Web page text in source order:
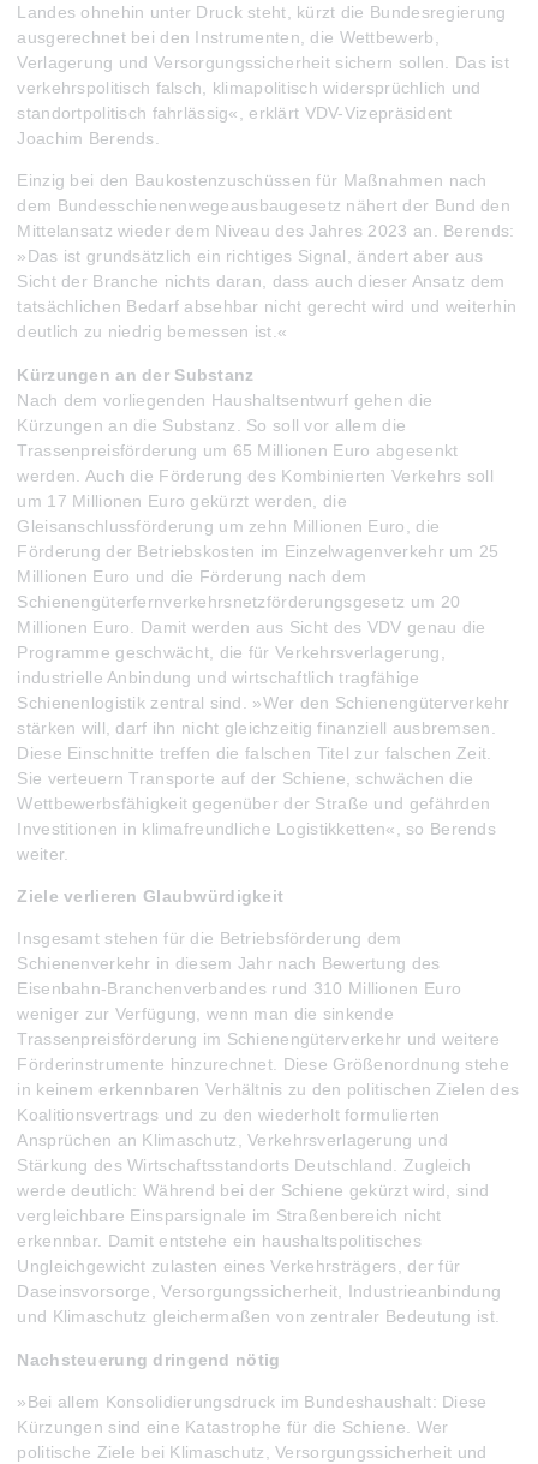
Landes ohnehin unter Druck steht, kürzt die Bundesregierung
ausgerechnet bei den Instrumenten, die Wettbewerb,
Verlagerung und Versorgungssicherheit sichern sollen. Das ist
verkehrspolitisch falsch, klimapolitisch widersprüchlich und
standortpolitisch fahrlässig«, erklärt VDV-Vizepräsident
Joachim Berends.
Einzig bei den Baukostenzuschüssen für Maßnahmen nach
dem Bundesschienenwegeausbaugesetz nähert der Bund den
Mittelansatz wieder dem Niveau des Jahres 2023 an. Berends:
»Das ist grundsätzlich ein richtiges Signal, ändert aber aus
Sicht der Branche nichts daran, dass auch dieser Ansatz dem
tatsächlichen Bedarf absehbar nicht gerecht wird und weiterhin
deutlich zu niedrig bemessen ist.«
Kürzungen an der Substanz
Nach dem vorliegenden Haushaltsentwurf gehen die
Kürzungen an die Substanz. So soll vor allem die
Trassenpreisförderung um 65 Millionen Euro abgesenkt
werden. Auch die Förderung des Kombinierten Verkehrs soll
um 17 Millionen Euro gekürzt werden, die
Gleisanschlussförderung um zehn Millionen Euro, die
Förderung der Betriebskosten im Einzelwagenverkehr um 25
Millionen Euro und die Förderung nach dem
Schienengüterfernverkehrsnetzförderungsgesetz um 20
Millionen Euro. Damit werden aus Sicht des VDV genau die
Programme geschwächt, die für Verkehrsverlagerung,
industrielle Anbindung und wirtschaftlich tragfähige
Schienenlogistik zentral sind. »Wer den Schienengüterverkehr
stärken will, darf ihn nicht gleichzeitig finanziell ausbremsen.
Diese Einschnitte treffen die falschen Titel zur falschen Zeit.
Sie verteuern Transporte auf der Schiene, schwächen die
Wettbewerbsfähigkeit gegenüber der Straße und gefährden
Investitionen in klimafreundliche Logistikketten«, so Berends
weiter.
Ziele verlieren Glaubwürdigkeit
Insgesamt stehen für die Betriebsförderung dem
Schienenverkehr in diesem Jahr nach Bewertung des
Eisenbahn-Branchenverbandes rund 310 Millionen Euro
weniger zur Verfügung, wenn man die sinkende
Trassenpreisförderung im Schienengüterverkehr und weitere
Förderinstrumente hinzurechnet. Diese Größenordnung stehe
in keinem erkennbaren Verhältnis zu den politischen Zielen des
Koalitionsvertrags und zu den wiederholt formulierten
Ansprüchen an Klimaschutz, Verkehrsverlagerung und
Stärkung des Wirtschaftsstandorts Deutschland. Zugleich
werde deutlich: Während bei der Schiene gekürzt wird, sind
vergleichbare Einsparsignale im Straßenbereich nicht
erkennbar. Damit entstehe ein haushaltspolitisches
Ungleichgewicht zulasten eines Verkehrsträgers, der für
Daseinsvorsorge, Versorgungssicherheit, Industrieanbindung
und Klimaschutz gleichermaßen von zentraler Bedeutung ist.
Nachsteuerung dringend nötig
»Bei allem Konsolidierungsdruck im Bundeshaushalt: Diese
Kürzungen sind eine Katastrophe für die Schiene. Wer
politische Ziele bei Klimaschutz, Versorgungssicherheit und